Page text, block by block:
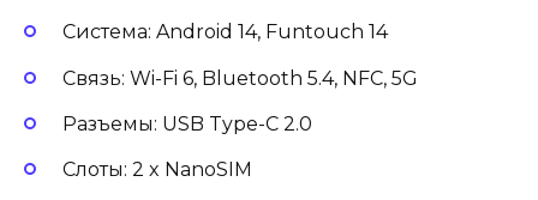
Система: Android 14, Funtouch 14
Связь: Wi-Fi 6, Bluetooth 5.4, NFC, 5G
Разъемы: USB Type-C 2.0
Слоты: 2 x NanoSIM